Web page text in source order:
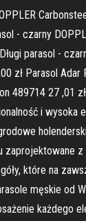
- czarny
parasol -
zł Parasol Adar
489714 27 ,01
i wysoka
zaprojektowane z
które na
męskie od
każdego